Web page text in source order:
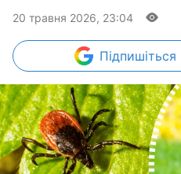
20 травня 2026, 23:04
Підпишіться